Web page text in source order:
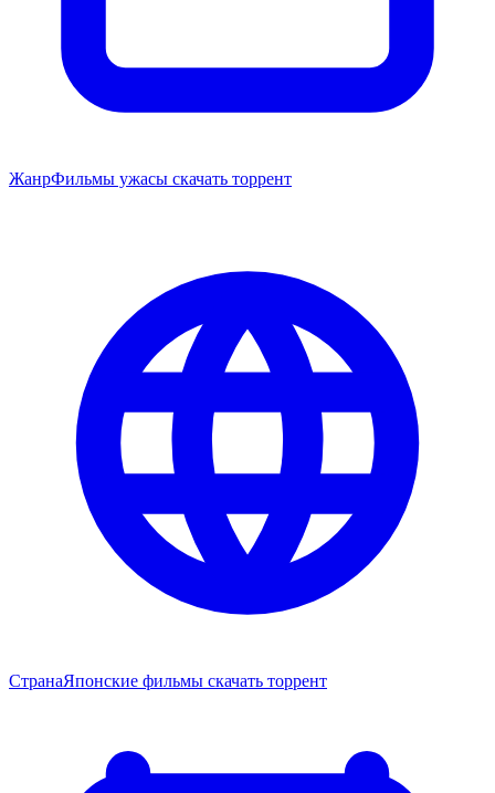
ЖанрФильмы ужасы скачать торрент
СтранаЯпонские фильмы скачать торрент